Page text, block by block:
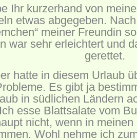
Ihr kurzerhand von
etwas abgegeben.
meiner Freundin
war sehr erleichtert und
gerettet.
hatte in diesem Urlaub
Es gibt ja
in südlichen Ländern
esse Blattsalate vom
nicht, wenn in
Wohl nehme ich